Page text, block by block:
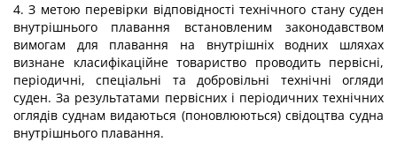
4. З метою перевірки відповідності технічного стану суден
внутрішнього плавання встановленим законодавством
вимогам для плавання на внутрішніх водних шляхах
визнане класифікаційне товариство проводить первісні,
періодичні, спеціальні та добровільні технічні огляди
суден. За результатами первісних і періодичних технічних
оглядів суднам видаються (поновлюються) свідоцтва судна
внутрішнього плавання.